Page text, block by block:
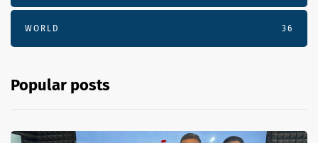
WORLD 36
Popular posts